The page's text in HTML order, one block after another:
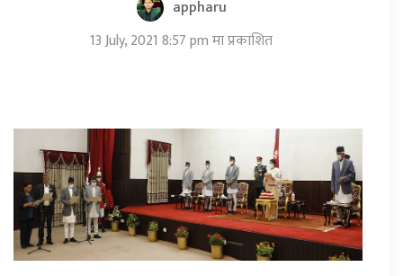
appharu
13 July, 2021 8:57 pm मा प्रकाशित